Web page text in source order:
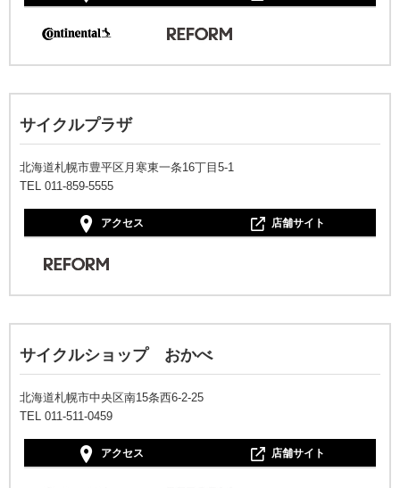
サイクルプラザ
北海道札幌市豊平区月寒東一条16丁目5-1
TEL 011-859-5555
アクセス 店舗サイト
サイクルショップ おかべ
北海道札幌市中央区南15条西6-2-25
TEL 011-511-0459
アクセス 店舗サイト